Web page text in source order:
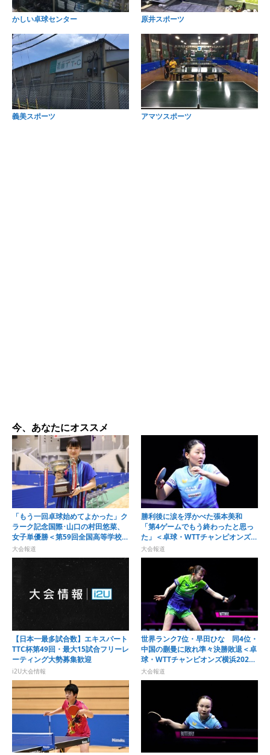
かしい卓球センター 原井スポーツ
義美スポーツ アマツスポーツ
今、あなたにオススメ
「もう一回卓球始めてよかった」ク
ラーク記念国際･山口の村田悠菜、
女子単優勝＜第59回全国高等学校定
時制通信制卓球大会＞
大会報道
勝利後に涙を浮かべた張本美和
「第4ゲームでもう終わったと思っ
た」＜卓球・WTTチャンピオンズ横
浜2026＞
大会報道
【日本一最多試合数】エキスパート
TTC杯第49回・最大15試合フリーレ
ーティング大勢募集歓迎
i2U大会情報
世界ランク7位・早田ひな 同4位・
中国の蒯曼に敗れ準々決勝敗退＜卓
球・WTTチャンピオンズ横浜2026
＞
大会報道